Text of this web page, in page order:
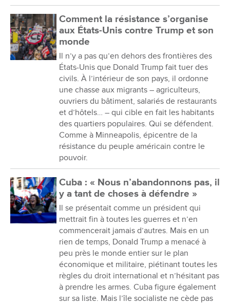
Comment la résistance s’organise
aux États-Unis contre Trump et son
monde
Il n’y a pas qu’en dehors des frontières des
États-Unis que Donald Trump fait tuer des
civils. À l’intérieur de son pays, il ordonne
une chasse aux migrants – agriculteurs,
ouvriers du bâtiment, salariés de restaurants
et d’hôtels… – qui cible en fait les habitants
des quartiers populaires. Qui se défendent.
Comme à Minneapolis, épicentre de la
résistance du peuple américain contre le
pouvoir.
Cuba : « Nous n’abandonnons pas, il
y a tant de choses à défendre »
Il se présentait comme un président qui
mettrait fin à toutes les guerres et n’en
commencerait jamais d’autres. Mais en un
rien de temps, Donald Trump a menacé à
peu près le monde entier sur le plan
économique et militaire, piétinant toutes les
règles du droit international et n’hésitant pas
à prendre les armes. Cuba figure également
sur sa liste. Mais l’île socialiste ne cède pas